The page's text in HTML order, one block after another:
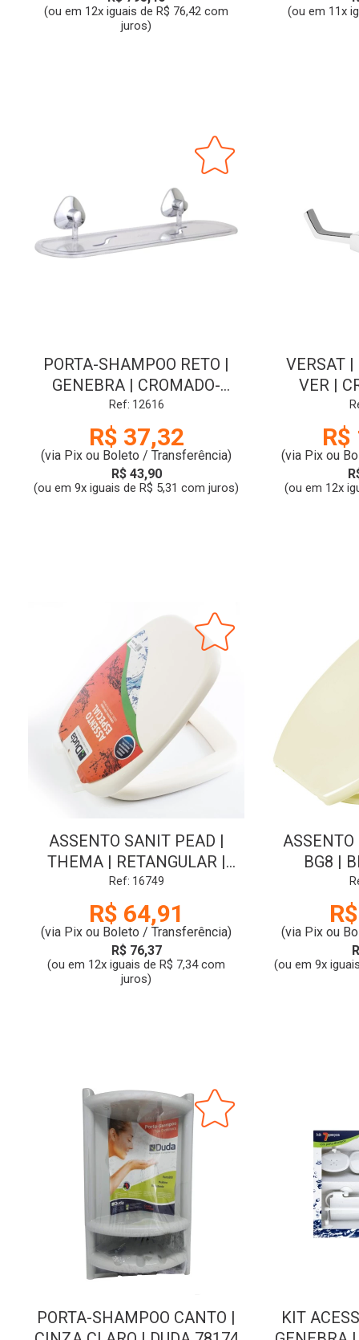
(ou em 12x iguais de R$ 76,42 com
juros)
(ou em 11x
PORTA-SHAMPOO RETO |
GENEBRA | CROMADO-
CRISTAL | DUDA
Ref: 12616
R$ 37,32
(via Pix ou Boleto / Transferência)
R$ 43,90
(ou em 9x iguais de R$ 5,31 com juros)
VERSAT
VER |
(via Pix ou
(ou em 12x
ASSENTO SANIT PEAD |
THEMA | RETANGULAR |
BEGE | DUDA
Ref: 16749
R$ 64,91
(via Pix ou Boleto / Transferência)
R$ 76,37
(ou em 12x iguais de R$ 7,34 com
juros)
BG8 |
(via Pix ou
(ou em 9x
PORTA-SHAMPOO CANTO |
KIT